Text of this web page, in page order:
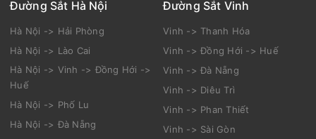
Đường Sắt Hà Nội
Hà Nội -> Hải Phòng
Hà Nội -> Lào Cai
Hà Nội -> Vinh -> Đồng Hới ->
Huế
Hà Nội -> Phố Lu
Hà Nội -> Đà Nẵng
Đường Sắt Vinh
Vinh -> Thanh Hóa
Vinh -> Đồng Hới -> Huế
Vinh -> Đà Nẵng
Vinh -> Diêu Trì
Vinh -> Phan Thiết
Vinh -> Sài Gòn